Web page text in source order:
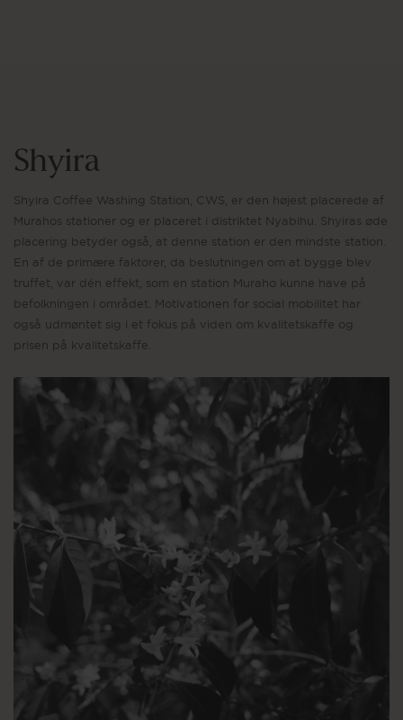
Shyira
Shyira Coffee Washing Station, CWS, er den højest placerede af
Murahos stationer og er placeret i distriktet Nyabihu. Shyiras øde
placering betyder også, at denne station er den mindste station.
En af de primære faktorer, da beslutningen om at bygge blev
truffet, var dén effekt, som en station Muraho kunne have på
befolkningen i området. Motivationen for social mobilitet har
også udmøntet sig i et fokus på viden om kvalitetskaffe og
prisen på kvalitetskaffe.